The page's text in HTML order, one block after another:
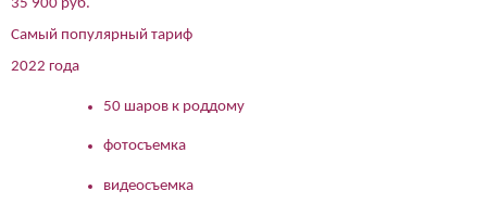
35 900 руб.
Самый популярный тариф
2022 года
50 шаров к роддому
фотосъемка
видеосъемка